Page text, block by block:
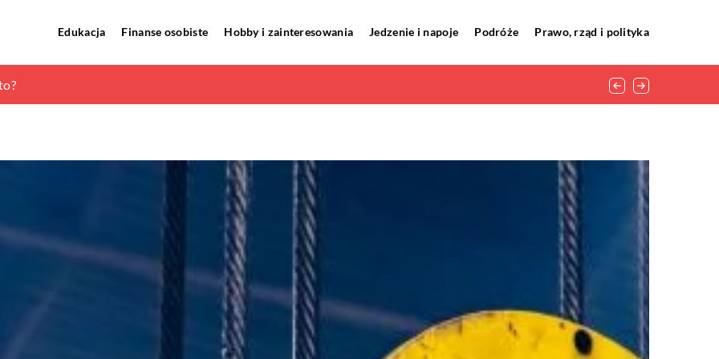
Edukacja Finanse osobiste Hobby i zainteresowania Jedzenie i napoje Podróże Prawo, rząd i polityka
i czym dokładnie się zajmuje?